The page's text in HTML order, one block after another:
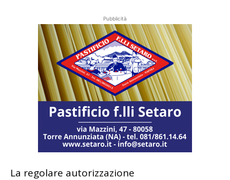
Pubblicità
La regolare autorizzazione